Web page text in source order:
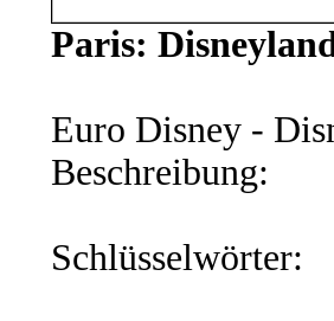
Paris:
Euro Disney -
Beschreibung:
Schlüsselwörter: